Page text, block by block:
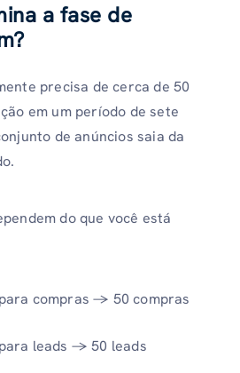
a fase de
precisa de cerca de 50
em um período de sete
de anúncios saia da
do que você está
compras → 50 compras
leads → 50 leads